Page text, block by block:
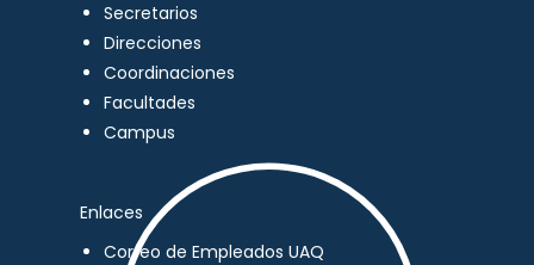
Secretarios
Direcciones
Coordinaciones
Facultades
Campus
Enlaces
Correo de Empleados UAQ